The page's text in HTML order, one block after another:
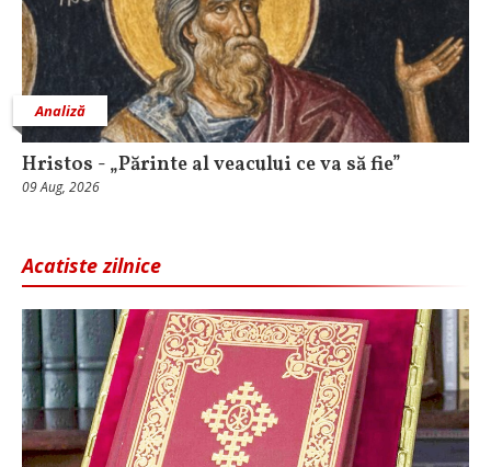
Analiză
Hristos - „Părinte al veacului ce va să fie”
09 Aug, 2026
Acatiste zilnice